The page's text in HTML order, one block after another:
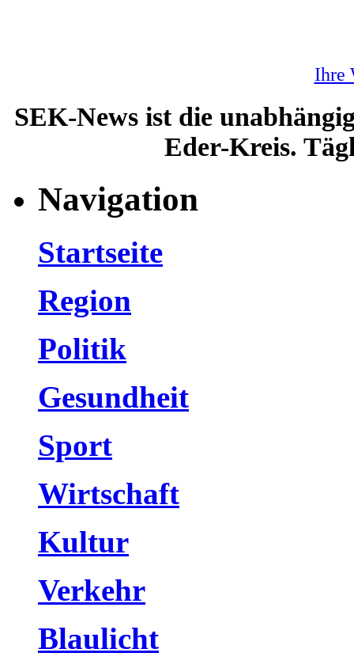
Ihre
SEK-News ist die
Eder-Kreis.
Navigation
Startseite
Region
Politik
Gesundheit
Sport
Wirtschaft
Kultur
Verkehr
Blaulicht